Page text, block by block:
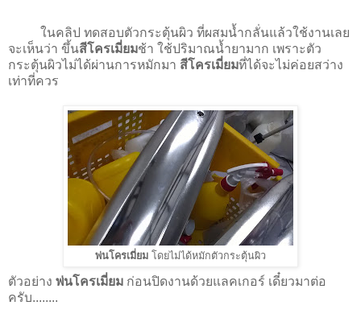
ในคลิป ทดสอบตัวกระตุ้นผิว ที่ผสมน้ำกลั่นแล้วใช้งานเลย
จะเห็นว่า ขึ้นสีโครเมี่ยมช้า ใช้ปริมาณน้ำยามาก เพราะตัว
กระตุ้นผิวไม่ได้ผ่านการหมักมา สีโครเมี่ยมที่ได้จะไม่ค่อยสว่าง
เท่าที่ควร
พ่นโครเมี่ยม โดยไม่ได้หมักตัวกระตุ้นผิว
ตัวอย่าง พ่นโครเมี่ยม ก่อนปิดงานด้วยแลคเกอร์ เดี๋ยวมาต่อ
ครับ........